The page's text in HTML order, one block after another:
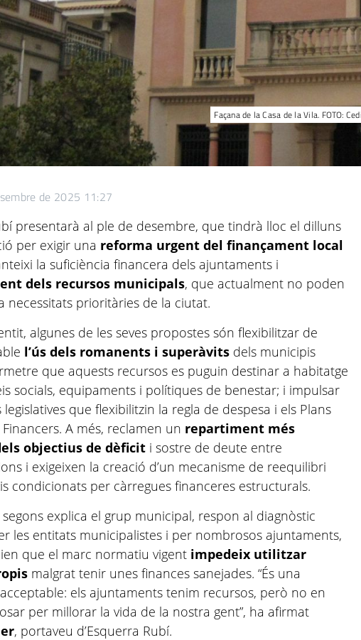
Façana de la Casa de la Vila. FOTO:
de 2025 11:27
presentarà al ple de desembre, que tindrà lloc el dilluns
per exigir una reforma urgent del finançament local
la suficiència financera dels ajuntaments i
dels recursos municipals, que actualment no poden
necessitats prioritàries de la ciutat.
algunes de les seves propostes són flexibilitzar de
l’ús dels romanents i superàvits dels municipis
que aquests recursos es puguin destinar a habitatge
socials, equipaments i polítiques de benestar; i impulsar
que flexibilitzin la regla de despesa i els Plans
A més, reclamen un repartiment més
objectius de dèficit i sostre de deute entre
i exigeixen la creació d’un mecanisme de reequilibri
condicionats per càrregues financeres estructurals.
segons explica el grup municipal, respon al diagnòstic
les entitats municipalistes i per nombrosos ajuntaments,
que el marc normatiu vigent impedeix utilitzar
malgrat tenir unes finances sanejades. “És una
els ajuntaments tenim recursos, però no en
per millorar la vida de la nostra gent”, ha afirmat
, portaveu d’Esquerra Rubí.